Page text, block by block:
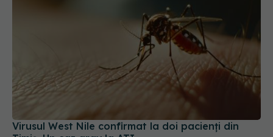
Virusul West Nile confirmat la doi pacienți din